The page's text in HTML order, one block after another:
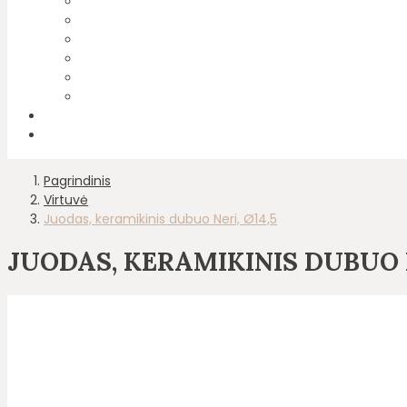
Pagrindinis
Virtuvė
Juodas, keramikinis dubuo Neri, Ø14,5
JUODAS, KERAMIKINIS DUBUO